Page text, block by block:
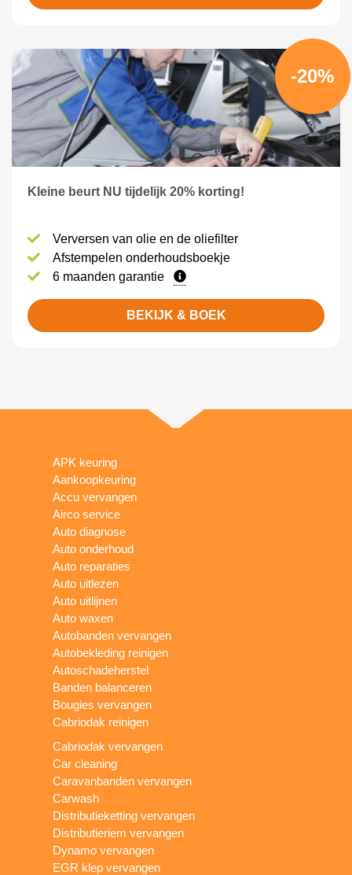
-20%
Kleine beurt NU tijdelijk 20% korting!
Verversen van olie en de oliefilter
Afstempelen onderhoudsboekje
6 maanden garantie
BEKIJK & BOEK
APK keuring
Aankoopkeuring
Accu vervangen
Airco service
Auto diagnose
Auto onderhoud
Auto reparaties
Auto uitlezen
Auto uitlijnen
Auto waxen
Autobanden vervangen
Autobekleding reinigen
Autoschadeherstel
Banden balanceren
Bougies vervangen
Cabriodak reinigen
Cabriodak vervangen
Car cleaning
Caravanbanden vervangen
Carwash
Distributieketting vervangen
Distributieriem vervangen
Dynamo vervangen
EGR klep vervangen